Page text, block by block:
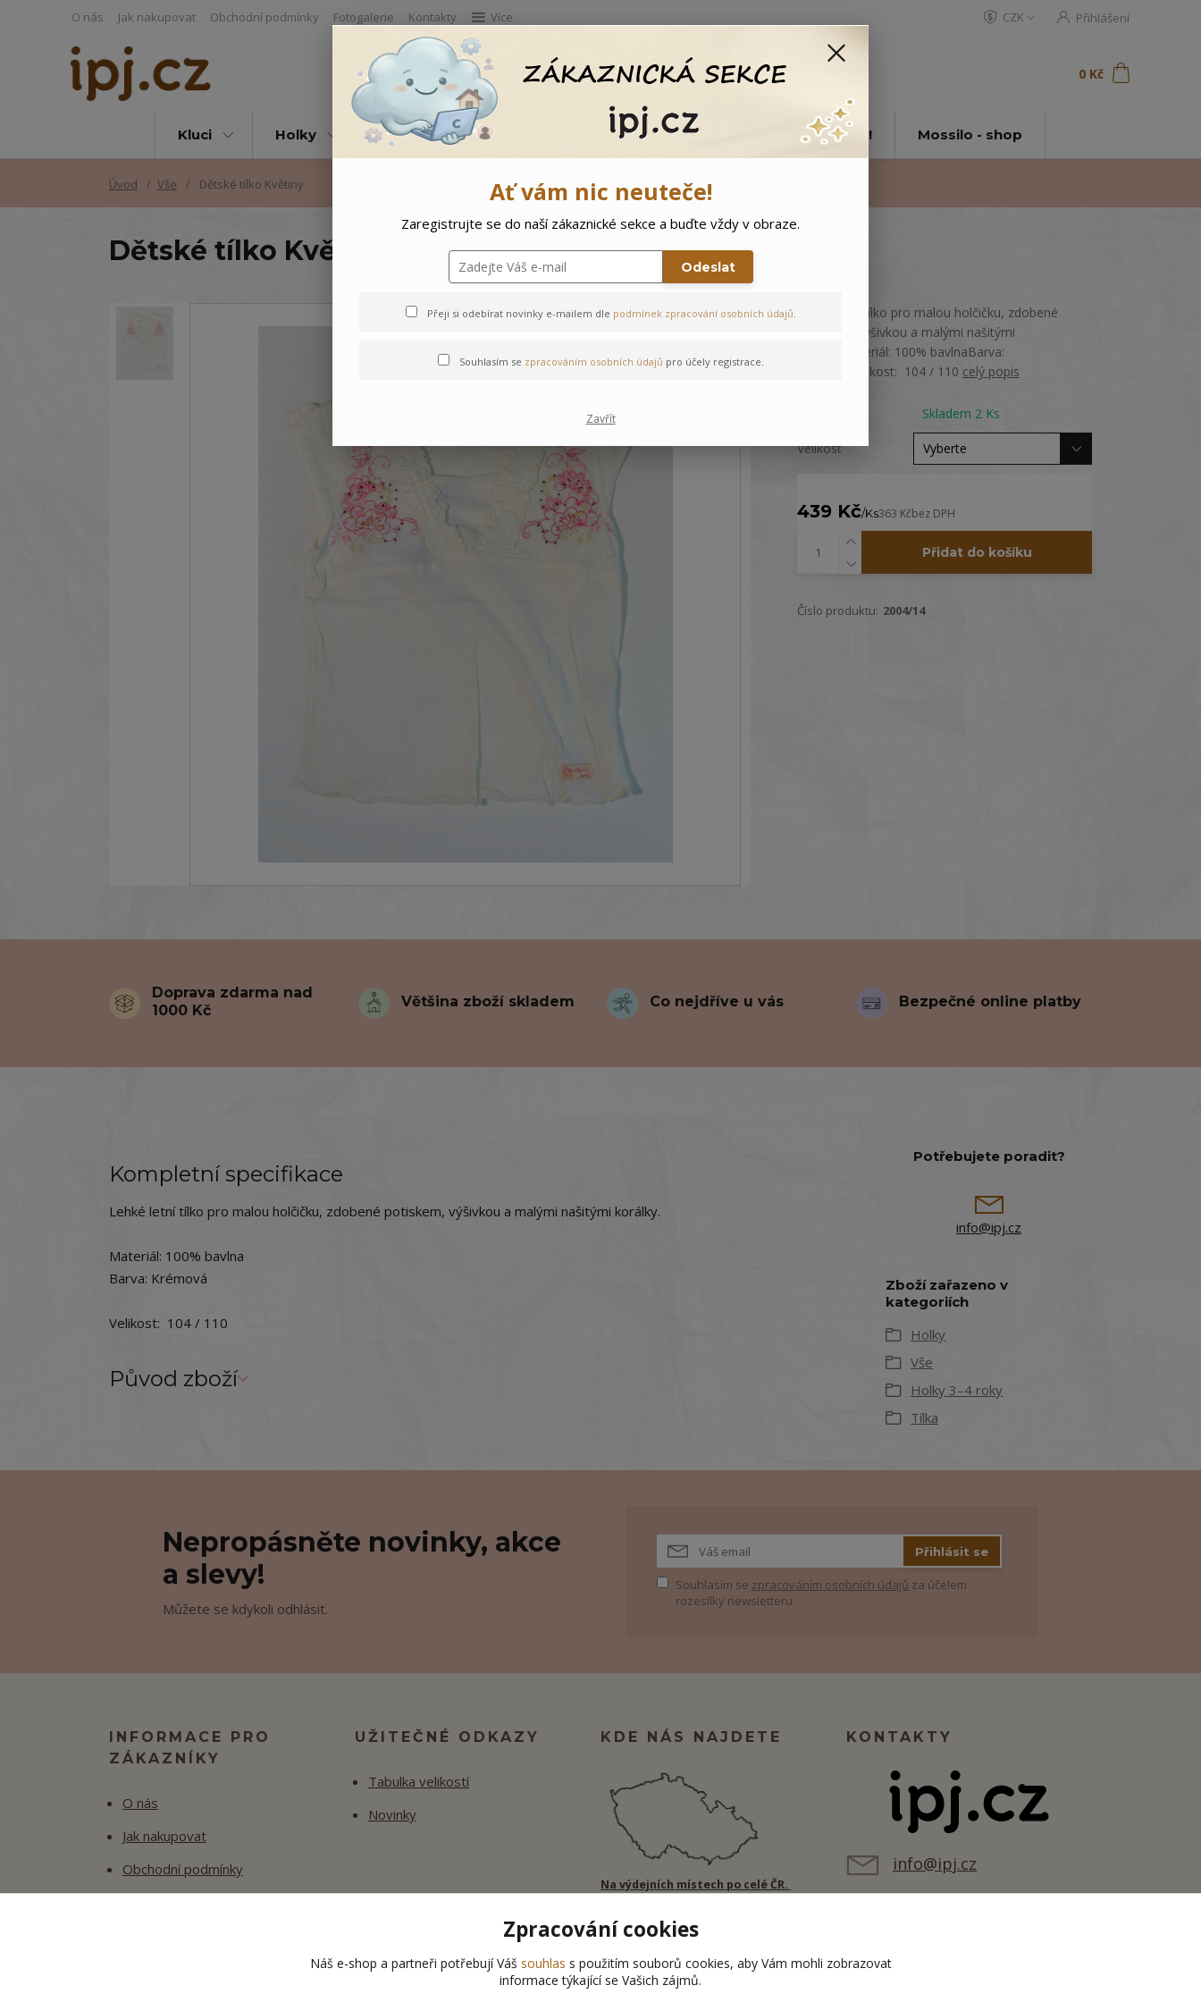
O nás Jak nakupovat Obchodní podmínky Fotogalerie Kontakty Více CZK Přihlášení
Hledat 0 Kč
Kluci Holky Vše Doprodej Ostatní 🌲 Vítejte ve světě Mossilo! Mossilo - shop
Úvod Vše Dětské tílko Květiny
Dětské tílko Květiny
Lehké letní tílko pro malou holčičku, zdobené
potiskem, výšivkou a malými našitými
korálky.Materiál: 100% bavlnaBarva:
KrémováVelikost: 104 / 110 celý popis
Skladem 2 Ks
Velikost
439 Kč/Ks363 Kčbez DPH
Přidat do košíku
Číslo produktu: 2004/14
Doprava zdarma nad
1000 Kč
Většina zboží skladem Co nejdříve u vás Bezpečné online platby
Kompletní specifikace
Lehké letní tílko pro malou holčičku, zdobené potiskem, výšivkou a malými našitými korálky.
Materiál: 100% bavlna
Barva: Krémová
Velikost: 104 / 110
Původ zboží
Potřebujete poradit?
info@ipj.cz
Zboží zařazeno v
kategoriích
Holky
Vše
Holky 3–4 roky
Tílka
Nepropásněte novinky, akce
a slevy!
Můžete se kdykoli odhlásit.
Přihlásit se
Souhlasím se zpracováním osobních údajů za účelem
rozesílky newsletteru.
INFORMACE PRO
ZÁKAZNÍKY
O nás
Jak nakupovat
Obchodní podmínky
UŽITEČNÉ ODKAZY
Tabulka velikostí
Novinky
KDE NÁS NAJDETE
Na výdejních místech po celé ČR.
KONTAKTY
info@ipj.cz
Ať vám nic neuteče!
Zaregistrujte se do naší zákaznické sekce a buďte vždy v obraze.
Odeslat
Přeji si odebírat novinky e-mailem dle podmínek zpracování osobních údajů.
Souhlasím se zpracováním osobních údajů pro účely registrace.
Zavřít
Zpracování cookies
Náš e-shop a partneři potřebují Váš souhlas s použitím souborů cookies, aby Vám mohli zobrazovat
informace týkající se Vašich zájmů.